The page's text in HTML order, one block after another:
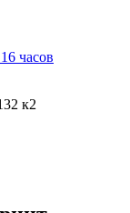
часов
к2